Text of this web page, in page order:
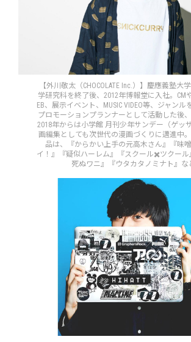
【外川敬太（CHOCOLATE Inc.）】慶應義塾大
学研究科を終了後、2012年博報堂に入社。CM
EB、展示イベント、MUSIC VIDEO等、ジャンル
プロモーションプランナーとして活動した後、
2018年からは小学館 月刊少年サンデー（ゲッ
画編集としても次世代の漫画づくりに邁進中
品は、『からかい上手の元高木さん』『味
イ！』『疑似ハーレム』『スクール✖️ツクール
死ぬワニ』『ウタカタノミナト』な